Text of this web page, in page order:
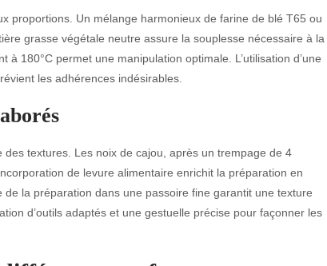
proportions. Un mélange harmonieux de farine de blé T65 ou
grasse végétale neutre assure la souplesse nécessaire à la
180°C permet une manipulation optimale. L’utilisation d’une
les adhérences indésirables.
textures. Les noix de cajou, après un trempage de 4
de levure alimentaire enrichit la préparation en
la préparation dans une passoire fine garantit une texture
d’outils adaptés et une gestuelle précise pour façonner les